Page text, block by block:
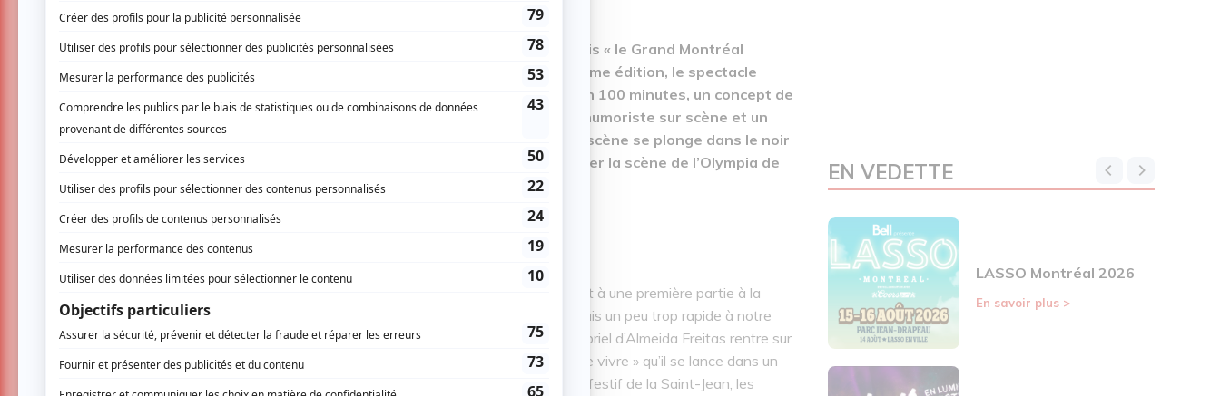
Le festival « Le Grand Montréal Comédie Fest » s’intitule désormais « le Grand Montréal
Comique ». Installé en ville pendant deux semaines pour sa deuxième édition, le spectacle
d’ouverture était similaire à celui de l’an passé : 100 humoristes en 100 minutes, un concept de
Gabriel d’Almeida Freitas. Le concept lui aussi reste le même : un humoriste sur scène et un
seconde, la scène se plonge dans le noir
et le micro se coupe, un pari risqué pour plus d’un artiste venu frôler la scène de l’Olympia de
Montréal samedi soir !
Avant l’arrivée de Gabriel d’Almeida Freitas sur scène, nous avons eu droit à une première partie à la
hauteur du concept d’une durée de 10 secondes. C’était sympathique, mais un peu trop rapide à notre
goût ! Rapidement, c’est acclamé par une salle quasiment comble que Gabriel d’Almeida Freitas rentre sur
scène. C’est en précisant « le temps est relatif et ce soir on va vraiment le vivre » qu’il se lance dans un
sketch d’une minute pour ouvrir la voie à ses 99 invités. En ce week-end festif de la Saint-Jean, les
EN VEDETTE
LASSO Montréal 2026
En savoir plus >